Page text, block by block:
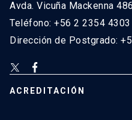
Avda. Vicuña Mackenna
Teléfono: +56 2 2354 4303
Dirección de Postgrado:
ACREDITACIÓN